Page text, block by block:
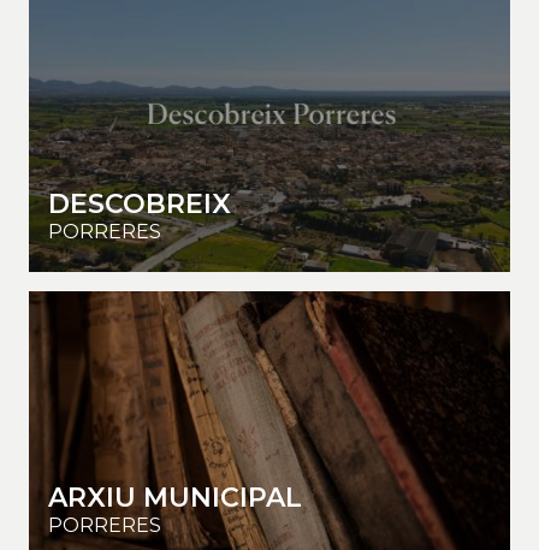
PORRERES
DESCOBREIX
ARXIU MUNICIPAL
PORRERES